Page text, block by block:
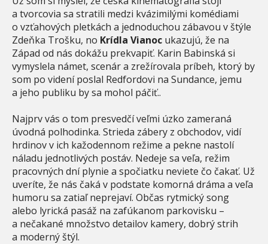
a tvorcovia sa stratili medzi kvázimilými komédiami
o vzťahových pletkách a jednoduchou zábavou v štýle
Zdeňka Trošku, no Krídla Vianoc ukazujú, že na
Západ od nás dokážu prekvapiť. Karin Babinská si
vymyslela námet, scenár a zrežírovala príbeh, ktorý by
som po videní poslal Redfordovi na Sundance, jemu
a jeho publiku by sa mohol páčiť..
Najprv vás o tom presvedčí veľmi úzko zameraná
úvodná polhodinka. Strieda zábery z obchodov, vidí
hrdinov v ich kažodennom režime a pekne nastolí
náladu jednotlivých postáv. Nedeje sa veľa, režim
pracovných dní plynie a spočiatku neviete čo čakať. Už
uveríte, že nás čaká v podstate komorná dráma a veľa
humoru sa zatiaľ neprejaví. Občas rytmický song
alebo lyrická pasáž na zafúkanom parkovisku –
a nečakané množstvo detailov kamery, dobrý strih
a moderný štýl.